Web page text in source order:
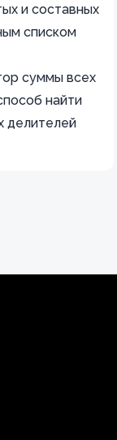
и составных
списком
суммы всех
найти
делителей